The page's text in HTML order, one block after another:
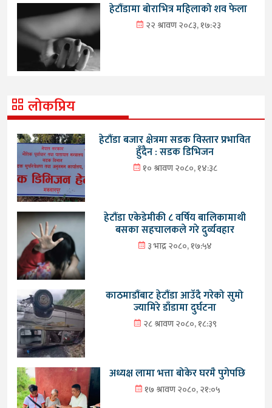
हेटौंडामा बोराभित्र महिलाको शव फेला
२२ श्रावण २०८३, १७:२३
लोकप्रिय
हेटौंडा बजार क्षेत्रमा सडक विस्तार प्रभावित
हुँदैन : सडक डिभिजन
१० श्रावण २०८०, १४:३८
हेटौंडा एकेडेमीकी ८ वर्षिय बालिकामाथी
बसका सहचालकले गरे दुर्व्यवहार
३ भाद्र २०८०, १७:५४
काठमाडौंबाट हेटौंडा आउँदै गरेको सुमो
ज्यामिरे डाँडामा दुर्घटना
२८ श्रावण २०८०, १८:३९
अध्यक्ष लामा भत्ता बोकेर घरमै पुगेपछि
१७ श्रावण २०८०, २१:०५